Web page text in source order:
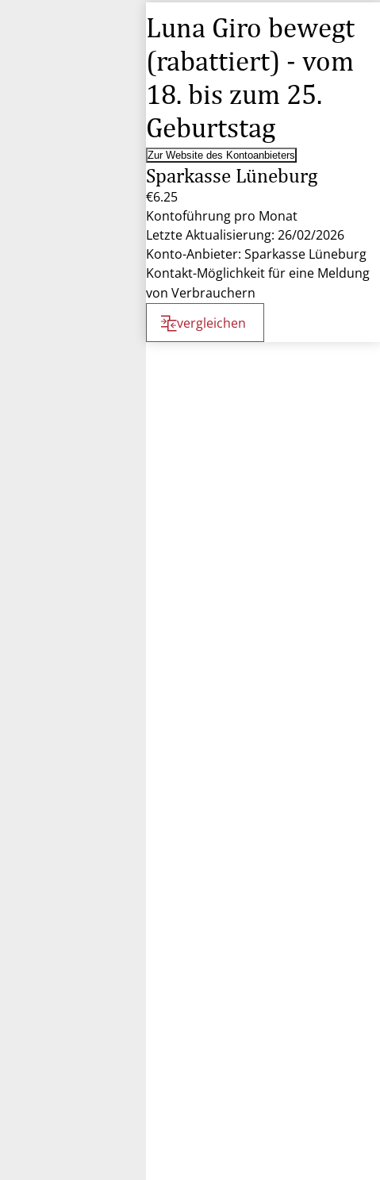
Luna Giro bewegt
(rabattiert) - vom
18. bis zum 25.
Geburtstag
Zur Website des Kontoanbieters
Sparkasse Lüneburg
€6.25
Kontoführung pro Monat
Letzte Aktualisierung: 26/02/2026
Konto-Anbieter: Sparkasse Lüneburg
Kontakt-Möglichkeit für eine Meldung
von Verbrauchern
vergleichen